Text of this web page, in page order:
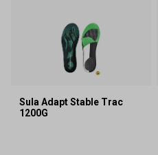
Sula Adapt Stable Trac
1200G